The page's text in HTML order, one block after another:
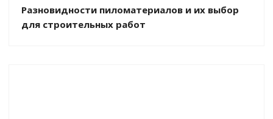
Разновидности пиломатериалов и их выбор
для строительных работ